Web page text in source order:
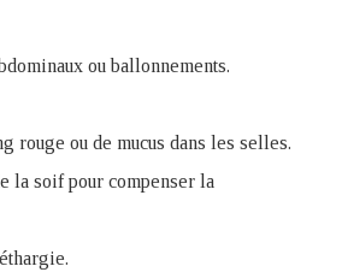
ou ballonnements.
rouge ou de mucus dans les selles.
la soif pour compenser la